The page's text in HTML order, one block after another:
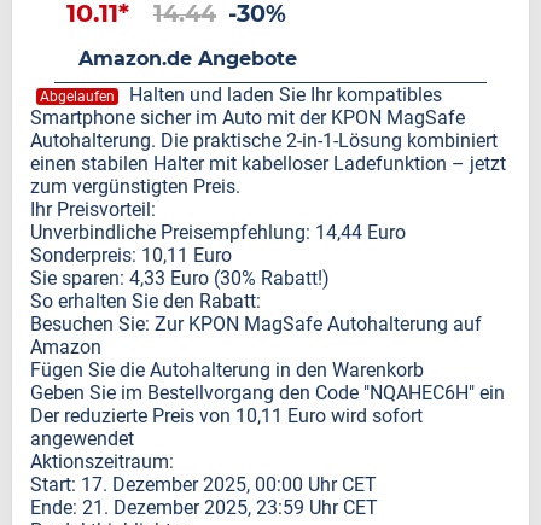
10.11* 14.44 -30%
Amazon.de Angebote
Abgelaufen
Halten und laden Sie Ihr kompatibles
Smartphone sicher im Auto mit der KPON MagSafe
Autohalterung. Die praktische 2-in-1-Lösung kombiniert
einen stabilen Halter mit kabelloser Ladefunktion – jetzt
zum vergünstigten Preis.
Ihr Preisvorteil:
Unverbindliche Preisempfehlung: 14,44 Euro
Sonderpreis: 10,11 Euro
Sie sparen: 4,33 Euro (30% Rabatt!)
So erhalten Sie den Rabatt:
Besuchen Sie: Zur KPON MagSafe Autohalterung auf
Amazon
Fügen Sie die Autohalterung in den Warenkorb
Geben Sie im Bestellvorgang den Code "NQAHEC6H" ein
Der reduzierte Preis von 10,11 Euro wird sofort
angewendet
Aktionszeitraum:
Start: 17. Dezember 2025, 00:00 Uhr CET
Ende: 21. Dezember 2025, 23:59 Uhr CET